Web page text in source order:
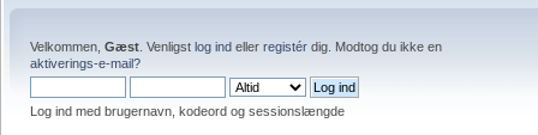
Velkommen, Gæst . Venligst log ind eller registér dig. Modtog du ikke en
aktiverings-e-mail?
Log ind med brugernavn, kodeord og sessionslængde